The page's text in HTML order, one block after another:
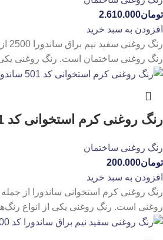
تومان2.610.000
افزودن به سبد خرید
رنگ روغنی ساختمان است. رنگ روغنی یکی
رنگ روغنی کرم استخوانی کد 501 ساندورا ربعی
رنگ روغنی ساختمان
تومان200.000
افزودن به سبد خرید
رنگ روغنی کرم استخوانی ساندورا از
روغنی است. رنگ روغنی یکی از انواع